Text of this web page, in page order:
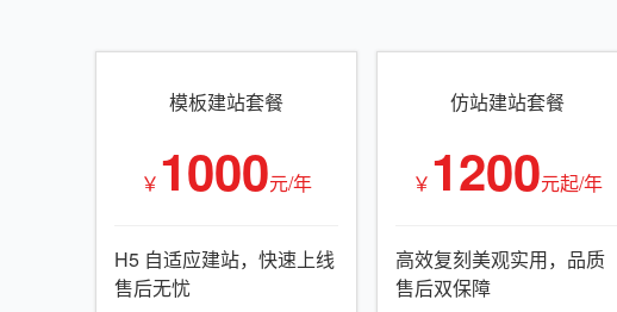
模板建站套餐
￥ 1000元/年
H5 自适应建站，快速上线
售后无忧
仿站建站套餐
￥ 1200元起/年
高效复刻美观实用，品质
售后双保障